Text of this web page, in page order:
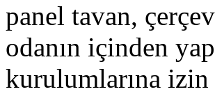
panel tavan,
odanın içinden
kurulumlarına izin